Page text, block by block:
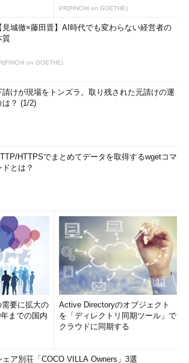
開発効率が高くて自由度も高いフレームワー
、それにはいろいろと比較が必要になってき
のフレームワークを比較検討するにして
と、どこをどう便利にしているいるかが分か
フレームワークを選択する上でもLAMPの知
ます。
には、教育期間中、素のPHPでのコーディ
らっています。
クはお客さんが指定してくることもあるの
があれば対応できますが、逆はありえませ
に必要な技術はシンプルでつぶしがきく」
は、できる／できないの判断はしない」――次
スクラッチにこだわる企業のメソッドを紹介
PR(FINCHI on GOETHE)
見城徹×藤田晋】AI時代でも変わらない経営者の
質
on GOETHE)
請けが現場をトンズラ。取り残された元請けの運
は？ (1/2)
HTTPSでまとめてデータを取得するwgetコマ
ドとは？
要に拡大の
までの国内
Active Directoryのオブジェクト
を「ディレクトリ同期ツール」で
クラウドに同期する
ェア別荘「COCO VILLA Owners」3選